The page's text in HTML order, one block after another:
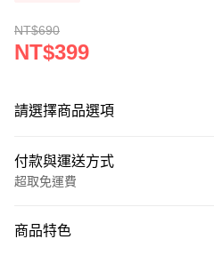
NT$690
NT$399
請選擇商品選項
付款與運送方式
超取免運費
信用卡一次付款
商品特色